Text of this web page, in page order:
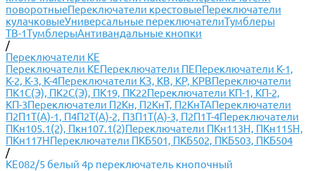
поворотныеПереключатели крестовыеПереключатели
кулачковыеУниверсальные переключателиТумблеры
ТВ-1ТумблерыАнтивандальные кнопки
/
Переключатели КЕ
Переключатели КЕПереключатели ПЕПереключатели К-1,
К-2, К-3, К-4Переключатели КЗ, КВ, КР, КРВПереключатели
ПК1С(Э), ПК2С(Э), ПК19, ПК22Переключатели КП-1, КП-2,
КП-3Переключатели П2Кн, П2КнТ, П2КнТАПереключатели
П2П1Т(А)-1, П4П2Т(А)-2, П3П1Т(А)-3, П2П1Т-4Переключатели
ПКн105.1(2), Пкн107.1(2)Переключатели ПКн113Н, ПКн115Н,
ПКн117НПереключатели ПКБ501, ПКБ502, ПКБ503, ПКБ504
/
КЕ082/5 белый 4р переключатель кнопочный